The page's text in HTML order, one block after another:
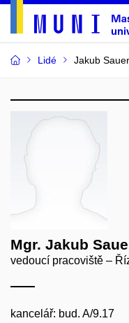
Lidé Jakub Sauer
Mgr. Jakub
vedoucí pracoviště –
kancelář: bud. A/9.17